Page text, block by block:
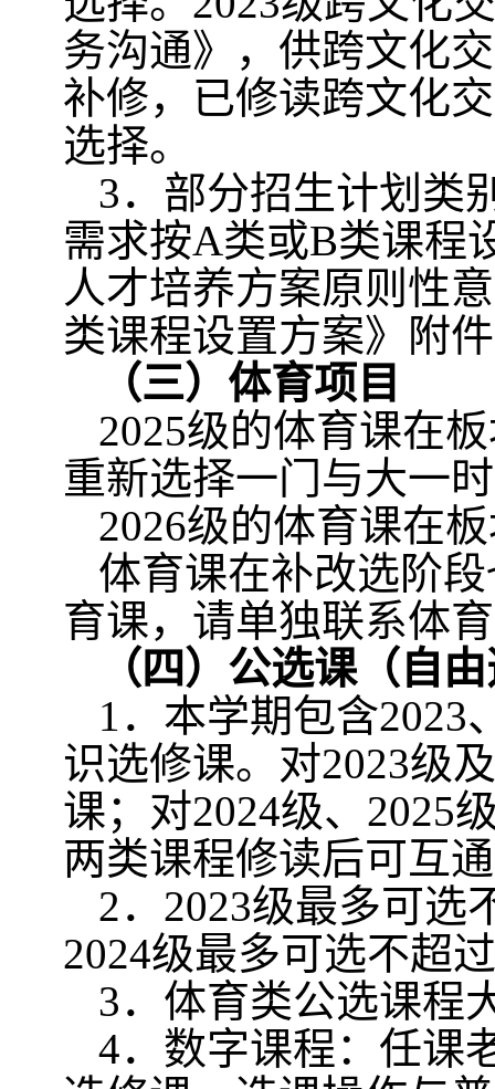
务沟通》，供跨文化
补修，已修读跨文化
选择。
3．部分招生计划类
需求按A类或B类课程
人才培养方案原则性
类课程设置方案》附
（三）体育项目
2025级的体育课在
重新选择一门与大一
2026级的体育课在
体育课在补改选阶
育课，请单独联系体
（四）公选课（自
1 ．本学期包含2023
识选修课。对2023级
课；对2024级、 2025
两类课程修读后可互
2． 2023级最多可选
2024级最多可选不超过
3．体育类公选课程
4．数字课程：任课